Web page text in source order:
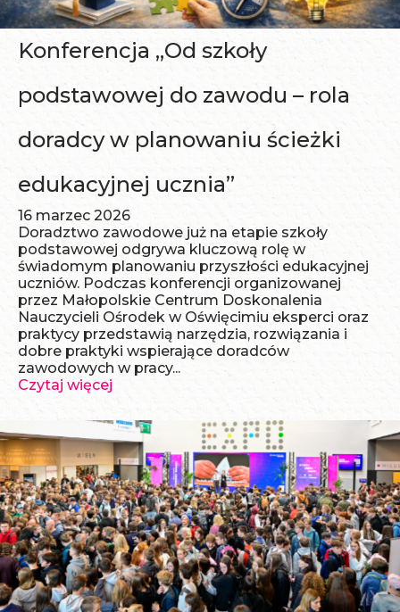
Konferencja „Od szkoły
podstawowej do zawodu – rola
doradcy w planowaniu ścieżki
edukacyjnej ucznia”
16 marzec 2026
Doradztwo zawodowe już na etapie szkoły
podstawowej odgrywa kluczową rolę w
świadomym planowaniu przyszłości edukacyjnej
uczniów. Podczas konferencji organizowanej
przez Małopolskie Centrum Doskonalenia
Nauczycieli Ośrodek w Oświęcimiu eksperci oraz
praktycy przedstawią narzędzia, rozwiązania i
dobre praktyki wspierające doradców
zawodowych w pracy...
Czytaj więcej